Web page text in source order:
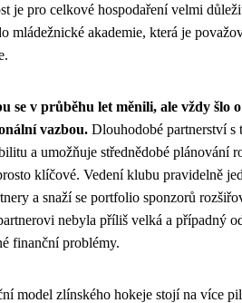
je pro celkové hospodaření velmi
mládežnické akademie, která je
se v průběhu let měnili, ale vždy šlo o
vazbou. Dlouhodobé partnerství
a umožňuje střednědobé plánování
klíčové. Vedení klubu pravidelně
a snaží se portfolio sponzorů
nebyla příliš velká a případný
finanční problémy.
model zlínského hokeje stojí na více